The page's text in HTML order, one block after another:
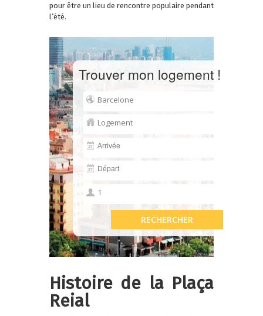
pour être un lieu de rencontre populaire pendant
l’été.
Trouver mon logement !
Histoire de la Plaça
Reial